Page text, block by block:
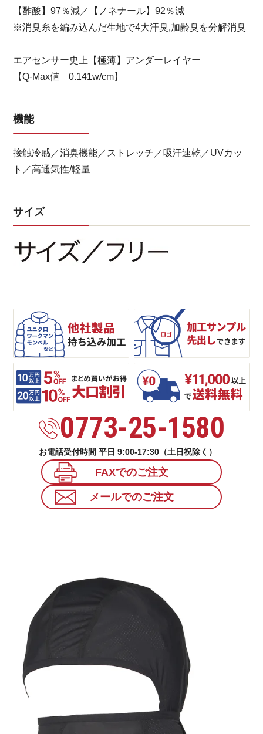
【酢酸】97％減／【ノネナール】92％減
※消臭糸を編み込んだ生地で4大汗臭,加齢臭を分解消臭
エアセンサー史上【極薄】アンダーレイヤー
【Q-Max値 0.141w/cm】
機能
接触冷感／消臭機能／ストレッチ／吸汗速乾／UVカッ
ト／高通気性/軽量
サイズ
0773-25-1580
お電話受付時間 平日 9:00-17:30（土日祝除く）
FAXでのご注文
メールでのご注文